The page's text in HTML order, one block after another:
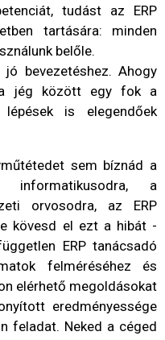
tudást az ERP
tartására: minden
belőle.
bevezetéshez. Ahogy
jég között egy fok a
is elegendőek
sem bíznád a
informatikusodra, a
orvosodra, az ERP
kövesd el ezt a hibát -
ERP tanácsadó
felméréséhez és
elérhető megoldásokat
eredményessége
feladat. Neked a céged